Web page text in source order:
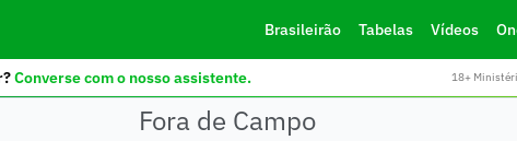
Brasileirão Tabelas Vídeos
Converse com o nosso assistente. 18+
Fora de Campo